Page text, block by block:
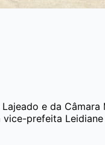
e da
prefeita